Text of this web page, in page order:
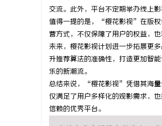
交流。此外，平台不定期举办线上
值得一提的是，“樱花影视”在版权
营方式，不仅保障了用户的权益，
未来，樱花影视计划进一步拓展更
升推荐算法的准确性，打造更加智
乐的新潮流。
总结来说，“樱花影视”凭借其海量
仅满足了用户多样化的观影需求，
信赖的优秀平台。